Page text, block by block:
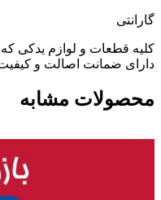
گارانتی
کلیه قطعات و لوازم یدکی که
دارای ضمانت اصالت و
محصولات مشابه